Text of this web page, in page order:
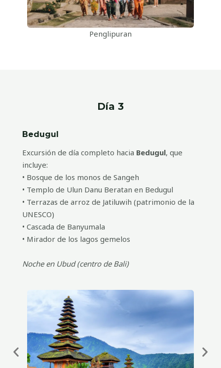
Penglipuran
Día 3
Bedugul
Excursión de día completo hacia Bedugul, que
incluye:
• Bosque de los monos de Sangeh
• Templo de Ulun Danu Beratan en Bedugul
• Terrazas de arroz de Jatiluwih (patrimonio de la
UNESCO)
• Cascada de Banyumala
• Mirador de los lagos gemelos
Noche en Ubud (centro de Bali)